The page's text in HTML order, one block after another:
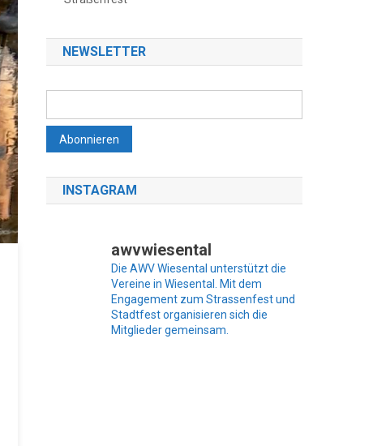
NEWSLETTER
INSTAGRAM
awvwiesental
Die AWV Wiesental unterstützt die
Vereine in Wiesental. Mit dem
Engagement zum Strassenfest und
Stadtfest organisieren sich die
Mitglieder gemeinsam.